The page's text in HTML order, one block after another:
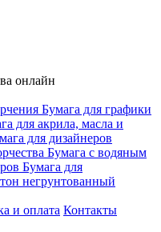
онлайн
Бумага для графики
для акрила, масла и
для дизайнеров
Бумага с водяным
Бумага для
негрунтованный
и оплата Контакты